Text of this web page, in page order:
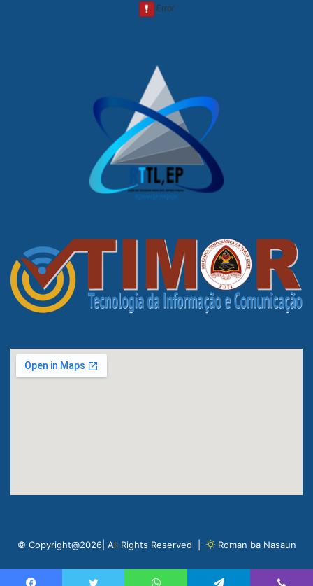
© Copyright@2026| All Rights Reserved | Roman ba Nasaun